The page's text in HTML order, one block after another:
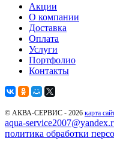
Акции
О компании
Доставка
Оплата
Услуги
Портфолио
Контакты
© АКВА-СЕРВИС - 2026 карта
aqua-
политика обработки